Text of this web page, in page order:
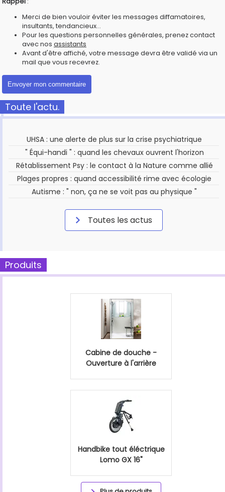
Merci de bien vouloir éviter les messages diffamatoires,
insultants, tendancieux...
Pour les questions personnelles générales, prenez contact
avec nos assistants
Avant d'être affiché, votre message devra être validé via un
mail que vous recevrez.
Toute l'actu.
UHSA : une alerte de plus sur la crise psychiatrique
" Équi-handi " : quand les chevaux ouvrent l'horizon
Rétablissement Psy : le contact à la Nature comme allié
Plages propres : quand accessibilité rime avec écologie
Autisme : " non, ça ne se voit pas au physique "
Toutes les actus
Produits
Cabine de douche -
Ouverture à l'arrière
Handbike tout éléctrique
Lomo GX 16"